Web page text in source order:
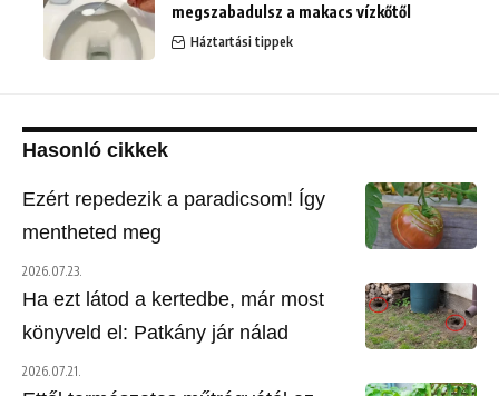
megszabadulsz a makacs vízkőtől
Háztartási tippek
Hasonló cikkek
Ezért repedezik a paradicsom! Így
mentheted meg
2026.07.23.
Ha ezt látod a kertedbe, már most
könyveld el: Patkány jár nálad
2026.07.21.